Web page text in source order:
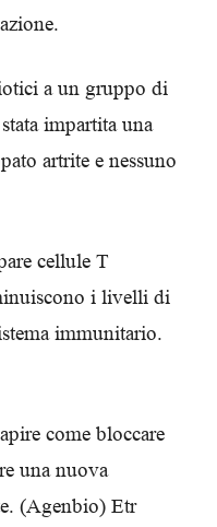
a un gruppo di
impartita una
artrite e nessuno
cellule T
i livelli di
immunitario.
come bloccare
una nuova
(Agenbio) Etr